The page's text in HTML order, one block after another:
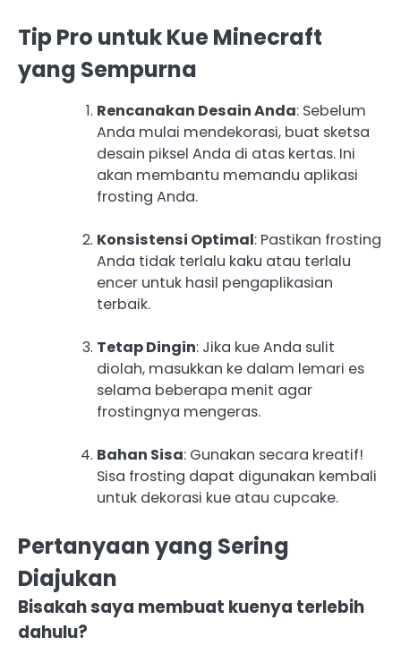
Tip Pro untuk Kue Minecraft
yang Sempurna
Rencanakan Desain Anda: Sebelum
Anda mulai mendekorasi, buat sketsa
desain piksel Anda di atas kertas. Ini
akan membantu memandu aplikasi
frosting Anda.
Konsistensi Optimal: Pastikan frosting
Anda tidak terlalu kaku atau terlalu
encer untuk hasil pengaplikasian
terbaik.
Tetap Dingin: Jika kue Anda sulit
diolah, masukkan ke dalam lemari es
selama beberapa menit agar
frostingnya mengeras.
Bahan Sisa: Gunakan secara kreatif!
Sisa frosting dapat digunakan kembali
untuk dekorasi kue atau cupcake.
Pertanyaan yang Sering
Diajukan
Bisakah saya membuat kuenya terlebih
dahulu?